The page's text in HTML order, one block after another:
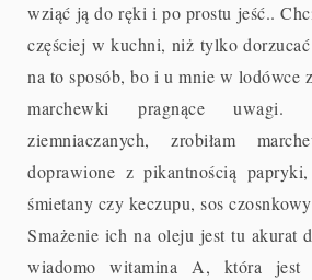
wziąć ją do ręki i po prostu jeść..
częściej w kuchni, niż tylko dorzucać
na to sposób, bo i u mnie w lodówce
marchewki pragnące uwagi.
ziemniaczanych, zrobiłam
doprawione z pikantnością
śmietany czy keczupu, sos
Smażenie ich na oleju jest tu akurat
wiadomo witamina A, która